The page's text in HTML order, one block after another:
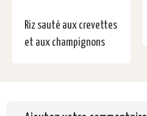
Riz sauté aux crevettes
et aux champignons